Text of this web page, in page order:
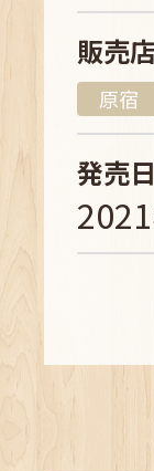
販売
原宿
発売日